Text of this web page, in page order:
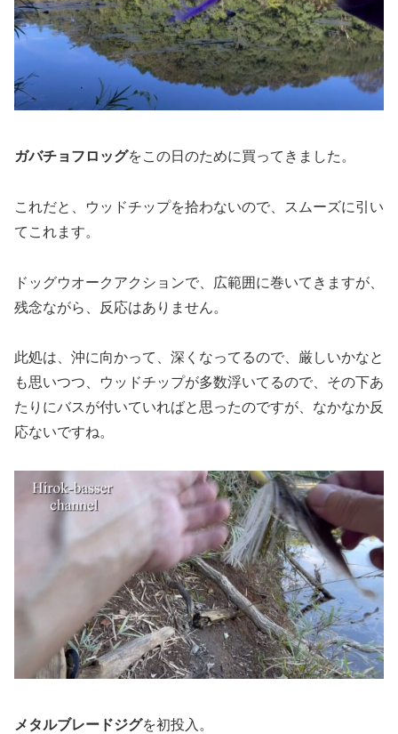
ガバチョフロッグをこの日のために買ってきました。
これだと、ウッドチップを拾わないので、スムーズに引い
てこれます。
ドッグウオークアクションで、広範囲に巻いてきますが、
残念ながら、反応はありません。
此処は、沖に向かって、深くなってるので、厳しいかなと
も思いつつ、ウッドチップが多数浮いてるので、その下あ
たりにバスが付いていればと思ったのですが、なかなか反
応ないですね。
メタルブレードジグを初投入。